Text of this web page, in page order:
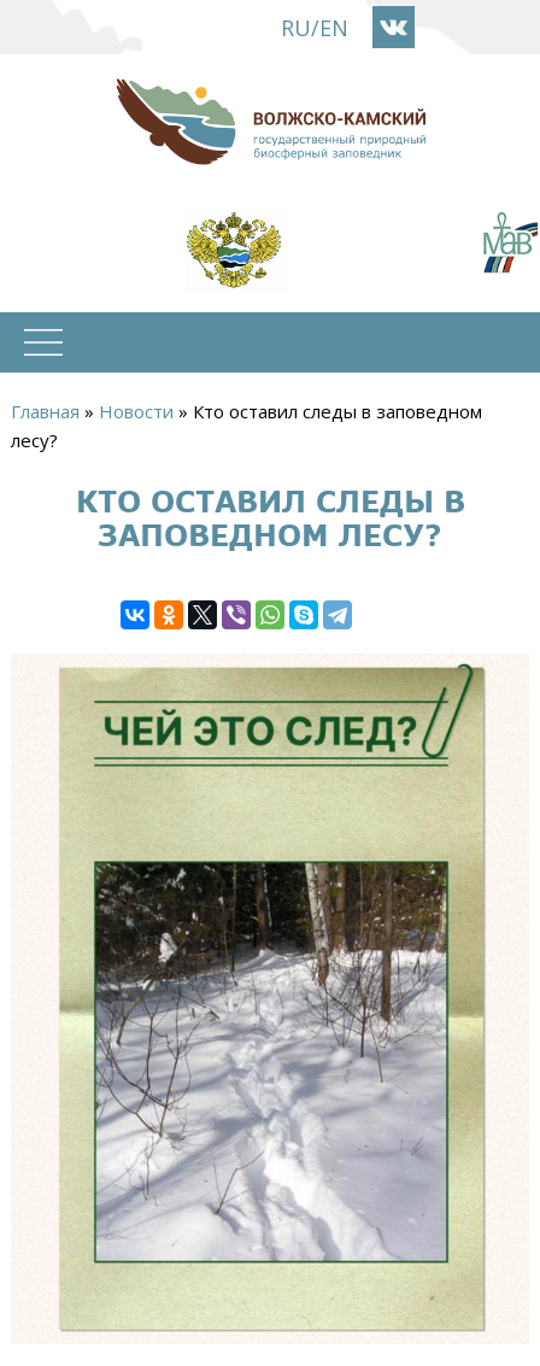
основному
содержанию
RU/EN
Вы
здесь
Главная » Новости » Кто оставил следы в заповедном
лесу?
КТО ОСТАВИЛ СЛЕДЫ В
ЗАПОВЕДНОМ ЛЕСУ?